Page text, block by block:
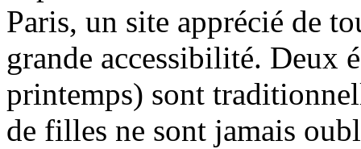
Paris, un site apprécié de
grande accessibilité. Deux
printemps) sont
de filles ne sont jamais